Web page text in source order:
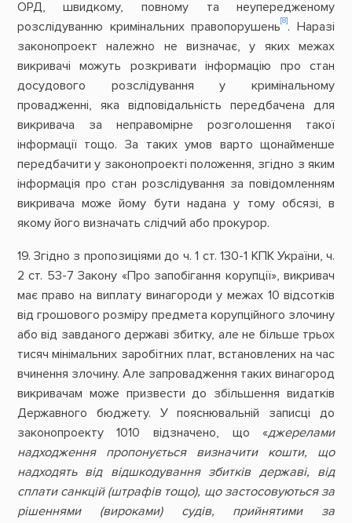
ОРД, швидкому, повному та неупередженому
розслідуванню кримінальних правопорушень[8]. Наразі
законопроект належно не визначає, у яких межах
викривачі можуть розкривати інформацію про стан
досудового розслідування у кримінальному
провадженні, яка відповідальність передбачена для
викривача за неправомірне розголошення такої
інформації тощо. За таких умов варто щонайменше
передбачити у законопроекті положення, згідно з яким
інформація про стан розслідування за повідомленням
викривача може йому бути надана у тому обсязі, в
якому його визначать слідчий або прокурор.
19. Згідно з пропозиціями до ч. 1 ст. 130-1 КПК України, ч.
2 ст. 53-7 Закону «Про запобігання корупції», викривач
має право на виплату винагороди у межах 10 відсотків
від грошового розміру предмета корупційного злочину
або від завданого державі збитку, але не більше трьох
тисяч мінімальних заробітних плат, встановлених на час
вчинення злочину. Але запровадження таких винагород
викривачам може призвести до збільшення видатків
Державного бюджету. У пояснювальній записці до
законопроекту 1010 відзначено, що «джерелами
надходження пропонується визначити кошти, що
надходять від відшкодування збитків державі, від
сплати санкцій (штрафів тощо), що застосовуються за
рішеннями (вироками) судів, прийнятими за